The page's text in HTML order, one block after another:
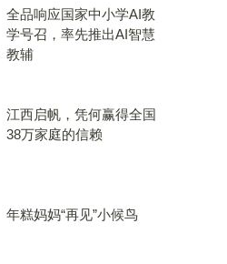
全品响应国家中小学AI教
学号召，率先推出AI智慧
教辅
江西启帆，凭何赢得全国
38万家庭的信赖
年糕妈妈“再见”小候鸟